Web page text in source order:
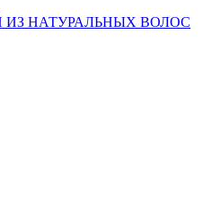
ИЗ НАТУРАЛЬНЫХ ВОЛОС